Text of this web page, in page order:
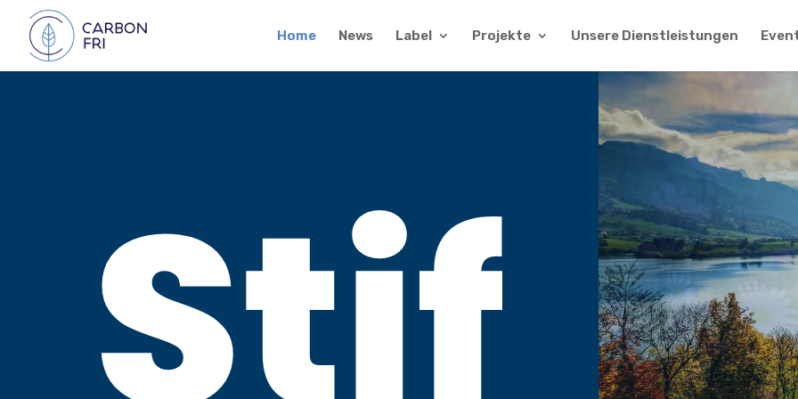
Home News Label Projekte Unsere Dienstleistungen
Stif